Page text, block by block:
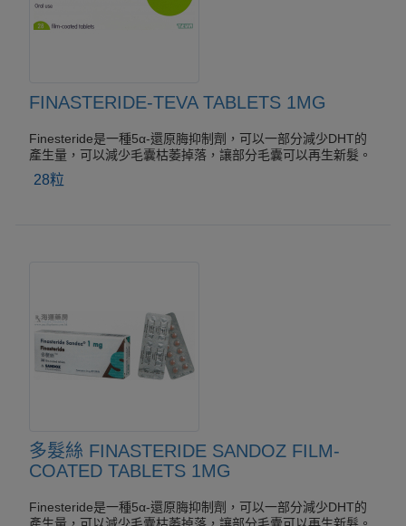
FINASTERIDE-TEVA TABLETS 1MG
Finesteride是一種5α-還原脢抑制劑，可以一部分減少DHT的
產生量，可以減少毛囊枯萎掉落，讓部分毛囊可以再生新髮。
28粒
多髮絲 FINASTERIDE SANDOZ FILM-
COATED TABLETS 1MG
Finesteride是一種5α-還原脢抑制劑，可以一部分減少DHT的